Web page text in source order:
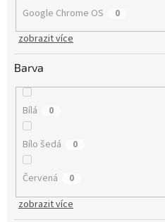
Google Chrome OS 0
zobrazit více
Barva
Bílá 0
Bílo šedá 0
Červená 0
zobrazit více